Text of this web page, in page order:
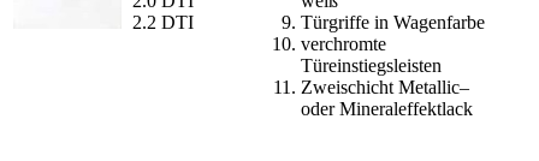
2.2 DTI
Türgriffe in Wagenfarbe
verchromte
Türeinstiegsleisten
Zweischicht Metallic–
oder Mineraleffektlack